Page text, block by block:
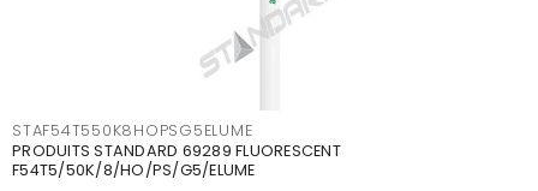
STAF54T550K8HOPSG5ELUME
PRODUITS STANDARD 69289 FLUORESCENT
F54T5/50K/8/HO/PS/G5/ELUME